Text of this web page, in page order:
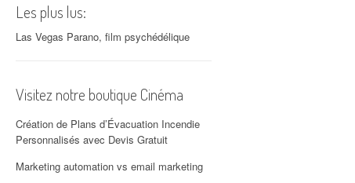
Les plus lus:
Las Vegas Parano, film psychédélique
Visitez notre boutique Cinéma
Création de Plans d’Évacuation Incendie
Personnalisés avec Devis Gratuit
Marketing automation vs email marketing